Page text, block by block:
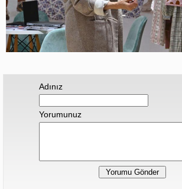
Adınız
Yorumunuz